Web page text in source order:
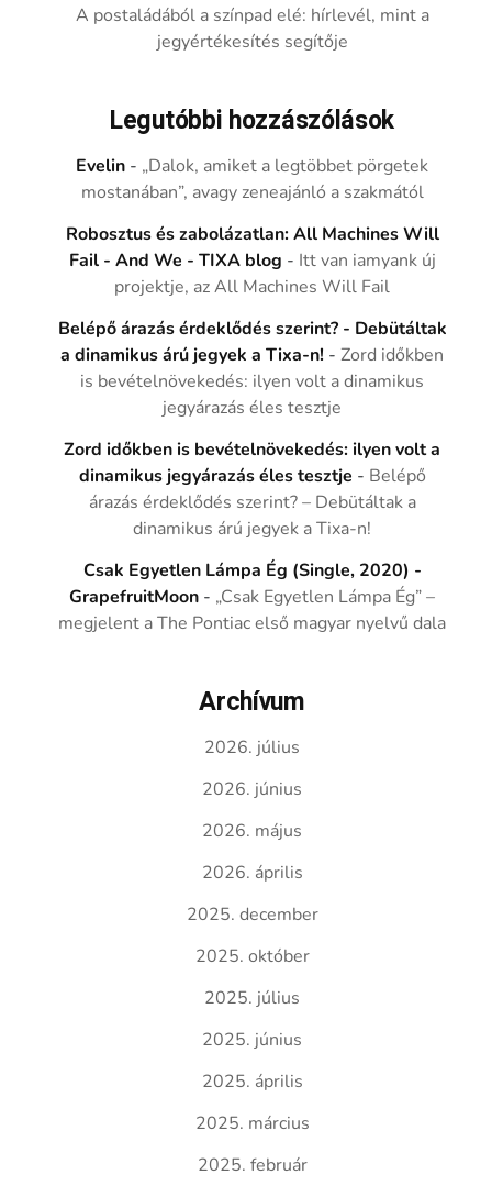
A postaládából a színpad elé: hírlevél, mint a
jegyértékesítés segítője
Legutóbbi hozzászólások
Evelin - „Dalok, amiket a legtöbbet pörgetek
mostanában”, avagy zeneajánló a szakmától
Robosztus és zabolázatlan: All Machines Will
Fail - And We - TIXA blog - Itt van iamyank új
projektje, az All Machines Will Fail
Belépő árazás érdeklődés szerint? - Debütáltak
a dinamikus árú jegyek a Tixa-n! -Zord időkben
is bevételnövekedés: ilyen volt a dinamikus
jegyárazás éles tesztje
Zord időkben is bevételnövekedés: ilyen volt a
dinamikus jegyárazás éles tesztje - Belépő
árazás érdeklődés szerint? – Debütáltak a
dinamikus árú jegyek a Tixa-n!
Csak Egyetlen Lámpa Ég (Single, 2020) -
GrapefruitMoon - „Csak Egyetlen Lámpa Ég” –
megjelent a The Pontiac első magyar nyelvű dala
Archívum
2026. július
2026. június
2026. május
2026. április
2025. december
2025. október
2025. július
2025. június
2025. április
2025. március
2025. február